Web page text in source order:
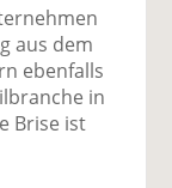
aus dem
ebenfalls
in
Brise ist